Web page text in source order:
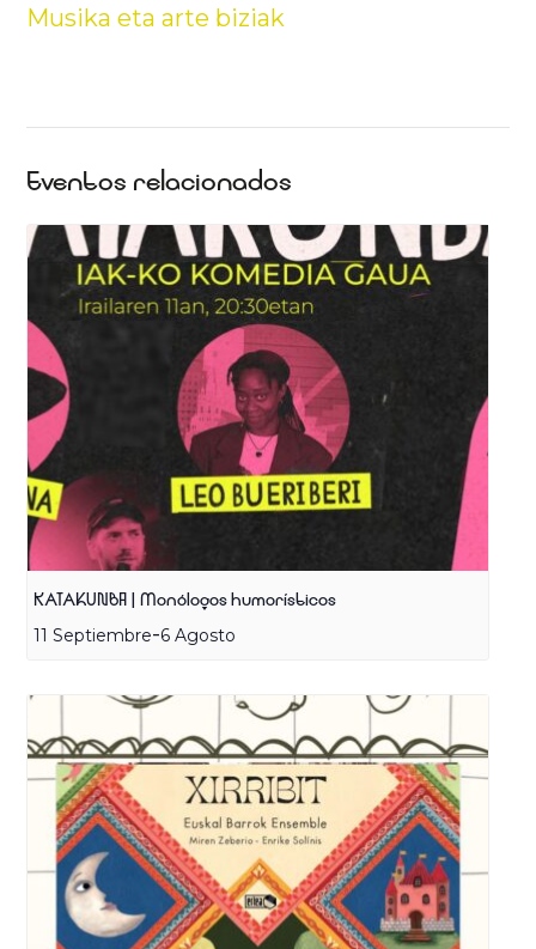
Musika eta arte biziak
Eventos relacionados
KATAKUNBA | Monólogos humorísticos
11 Septiembre-6 Agosto